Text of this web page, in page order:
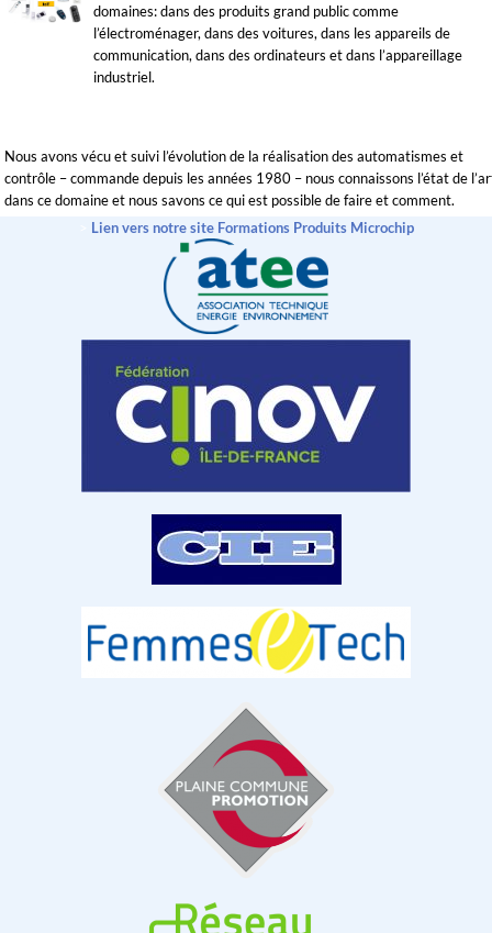
domaines: dans des produits grand public comme
l’électroménager, dans des voitures, dans les appareils de
communication, dans des ordinateurs et dans l’appareillage
industriel.
Nous avons vécu et suivi l’évolution de la réalisation des automatismes et
contrôle – commande depuis les années 1980 – nous connaissons l’état de
dans ce domaine et nous savons ce qui est possible de faire et comment.
Lien vers notre site Formations Produits Microchip